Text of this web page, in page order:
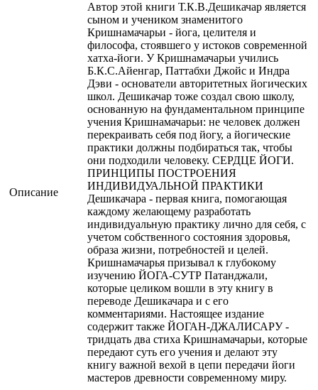
Описание
Автор этой книги Т.К.В.Дешикачар является
сыном и учеником знаменитого
Кришнамачарьи - йога, целителя и
философа, стоявшего у истоков современной
хатха-йоги. У Кришнамачарьи учились
Б.К.С.Айенгар, Паттабхи Джойс и Индра
Дэви - основатели авторитетных йогических
школ. Дешикачар тоже создал свою школу,
основанную на фундаментальном принципе
учения Кришнамачарьи: не человек должен
перекраивать себя под йогу, а йогические
практики должны подбираться так, чтобы
они подходили человеку. СЕРДЦЕ ЙОГИ.
ПРИНЦИПЫ ПОСТРОЕНИЯ
ИНДИВИДУАЛЬНОЙ ПРАКТИКИ
Дешикачара - первая книга, помогающая
каждому желающему разработать
индивидуальную практику лично для себя, с
учетом собственного со­стояния здоровья,
образа жизни, потребностей и целей.
Кришнамачарья призывал к глубокому
изучению ЙОГА-СУТР Патанджали,
которые целиком вошли в эту книгу в
переводе Дешикачара и с его
комментариями. Настоящее издание
содержит также ЙОГАН-ДЖАЛИСАРУ -
тридцать два стиха Кришнамачарьи, которые
передают суть его учения и делают эту
книгу важной вехой в цепи передачи йоги
мастеров древности современному миру.